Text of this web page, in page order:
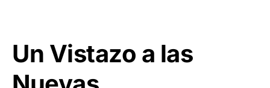
Un Vistazo a las